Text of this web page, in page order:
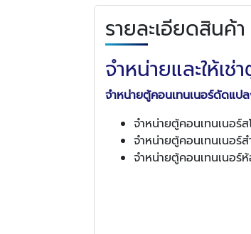
รายละเอียดสินค้า
จำหน่ายและให้เ
จำหน่ายตู้คอนเทนเนอร์ดัดแป
จำหน่ายตู้คอนเทนเนอร์
จำหน่ายตู้คอนเทนเนอร์
จำหน่ายตู้คอนเทนเนอร์